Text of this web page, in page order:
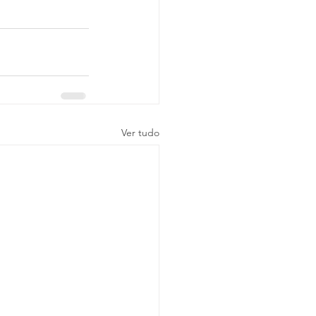
Ver tudo